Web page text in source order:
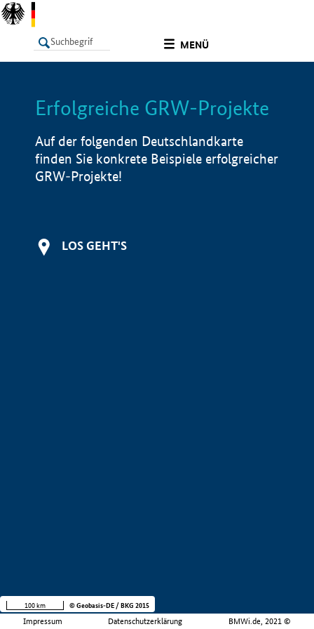
MENÜ
LISTE Info
Erfolgreiche GRW-Projekte
Auf der folgenden Deutschlandkarte
finden Sie konkrete Beispiele erfolgreicher
GRW-Projekte!
LOS GEHT'S
Impressum Datenschutzerklärung BMWi.de, 2021 ©
100 km © Geobasis-DE / BKG 2015